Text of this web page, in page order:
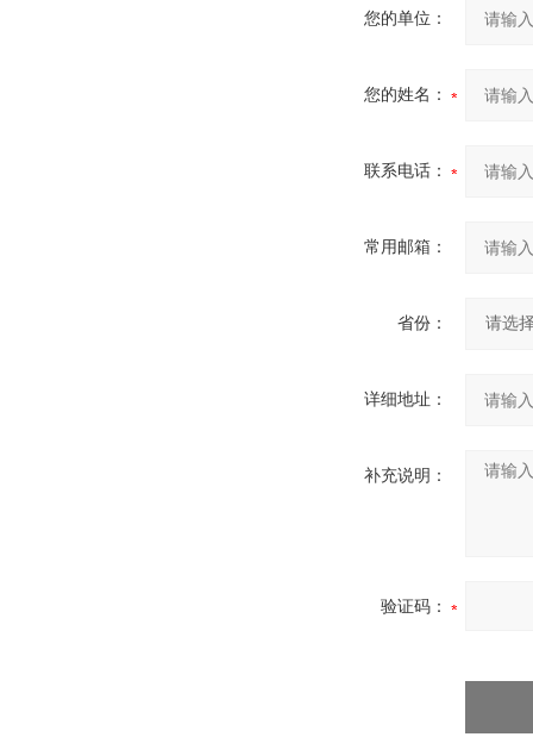
您的单位：
您的姓名：
联系电话：
常用邮箱：
省份：
详细地址：
补充说明：
验证码：